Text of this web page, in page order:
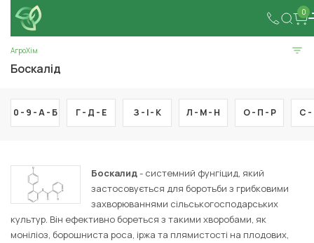
0
АгроХім
Боскалід
0 - 9 -А - Б Г - Д - Е З - І - К Л - М - Н О - П - Р С -
Боскалид- системний фунгіцид, який
застосовується для боротьби з грибковими
захворюваннями сільськогосподарських
культур. Він ефективно бореться з такими хворобами, як
моніліоз, борошниста роса, іржа та плямистості на плодових,